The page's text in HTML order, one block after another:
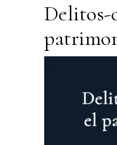
Delitos-